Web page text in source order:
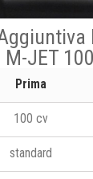
M-JET
Prima
100 cv
standard